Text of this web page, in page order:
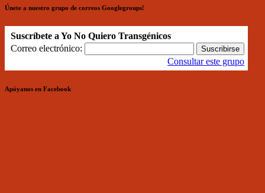
Únete a nuestro grupo de correos Googlegroups!
Suscríbete a Yo No Quiero Transgénicos
Correo electrónico:
Consultar este grupo
Apóyanos en Facebook